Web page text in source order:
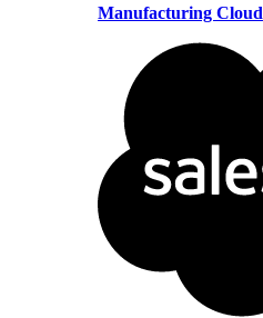
Manufacturing Cloud